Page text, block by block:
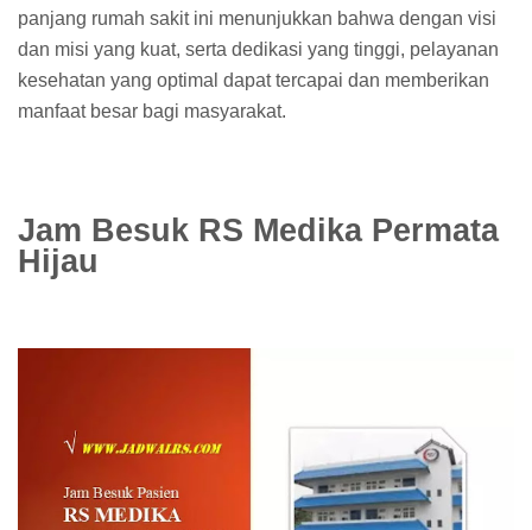
panjang rumah sakit ini menunjukkan bahwa dengan visi
dan misi yang kuat, serta dedikasi yang tinggi, pelayanan
kesehatan yang optimal dapat tercapai dan memberikan
manfaat besar bagi masyarakat.
Jam Besuk RS Medika Permata
Hijau